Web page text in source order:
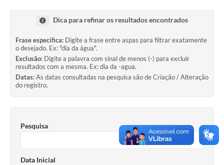
Legislação
Carta de Serviços
Serviços Online
Telefones Úteis
Contato
Dica para refinar os resultados encontrados
Frase específica: Digite a frase entre aspas para filtrar exatamente
o desejado. Ex: "dia da água".
Exclusão: Digite a palavra com sinal de menos (-) para excluir
resultados com a mesma. Ex: dia da -agua.
Datas:As datas consultadas na pesquisa são de Criação / Alteração
do registro.
Pesquisa
Data Inicial